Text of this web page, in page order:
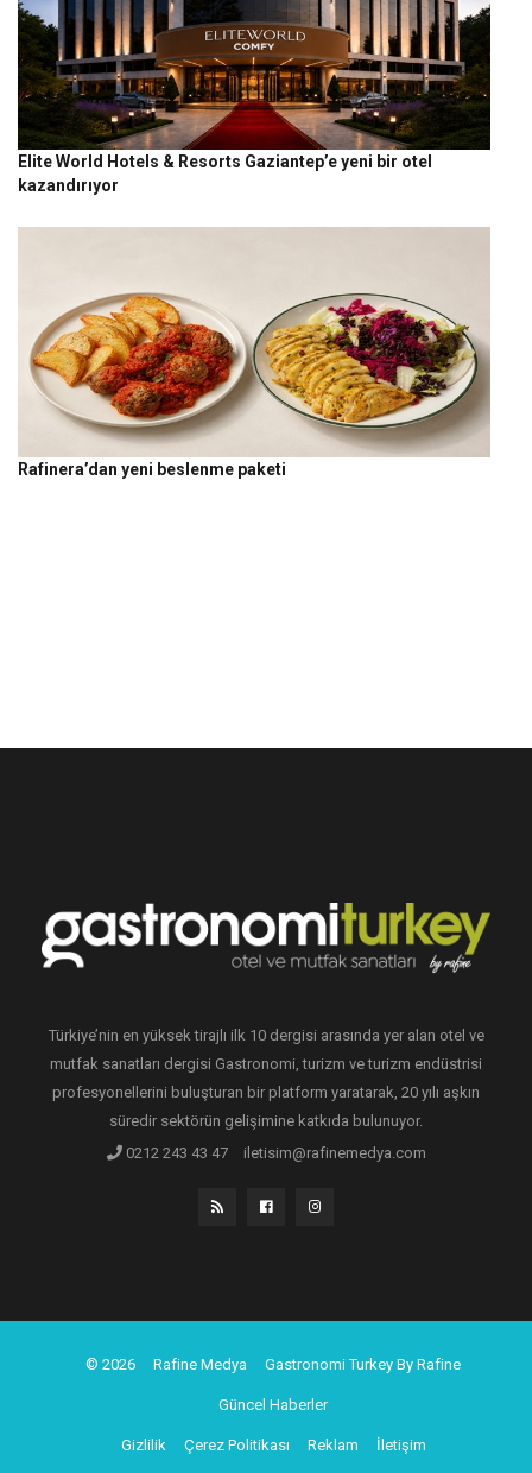
Elite World Hotels & Resorts Gaziantep’e yeni bir otel
kazandırıyor
Rafinera’dan yeni beslenme paketi
Türkiye’nin en yüksek tirajlı ilk 10 dergisi arasında yer alan otel ve
mutfak sanatları dergisi Gastronomi, turizm ve turizm endüstrisi
profesyonellerini buluşturan bir platform yaratarak, 20 yılı aşkın
süredir sektörün gelişimine katkıda bulunuyor.
0212 243 43 47
iletisim@rafinemedya.com
© 2026 Rafine Medya Gastronomi Turkey By Rafine
Güncel Haberler
Gizlilik Çerez Politikası Reklam İletişim